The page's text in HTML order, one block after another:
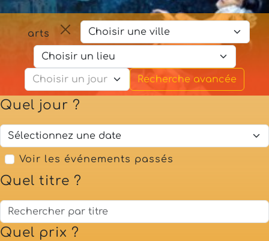
arts
Recherche avancée
Quel jour ?
Voir les événements passés
Quel titre ?
Quel prix ?